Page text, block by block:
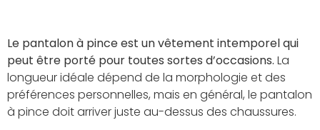
Le pantalon à pince est un vêtement intemporel qui
peut être porté pour toutes sortes d’occasions. La
longueur idéale dépend de la morphologie et des
préférences personnelles, mais en général, le pantalon
à pince doit arriver juste au-dessus des chaussures.